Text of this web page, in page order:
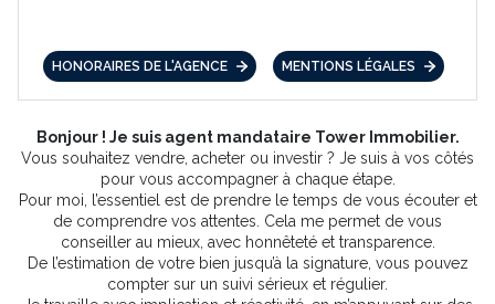
HONORAIRES DE L'AGENCE MENTIONS LÉGALES
Bonjour ! Je suis agent mandataire Tower Immobilier.
Vous souhaitez vendre, acheter ou investir ? Je suis à vos côtés
pour vous accompagner à chaque étape.
Pour moi, l’essentiel est de prendre le temps de vous écouter et
de comprendre vos attentes. Cela me permet de vous
conseiller au mieux, avec honnêteté et transparence.
De l’estimation de votre bien jusqu’à la signature, vous pouvez
compter sur un suivi sérieux et régulier.